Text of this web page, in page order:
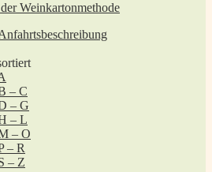
Weinkartonmethode
– C
– G
– L
– O
– R
– Z